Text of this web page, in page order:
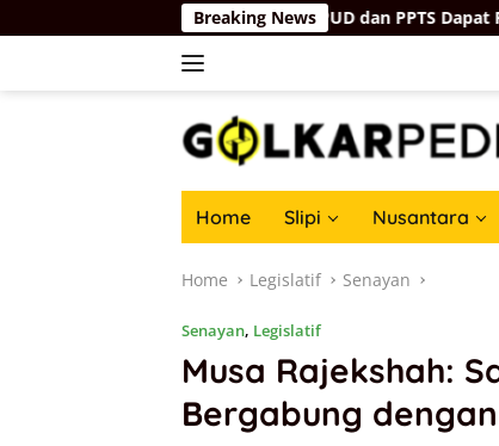
to
Breaking News
Sasaran, Minta PUD dan PPTS Dapat Perlindungan
Home Slipi Nusantara
Home Legislatif Senayan
Senayan, Legislatif
Musa Rajekshah:
Bergabung